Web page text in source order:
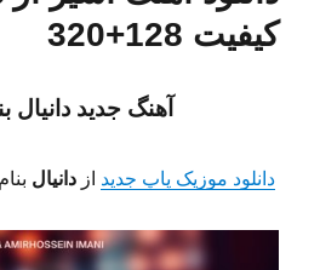
کیفیت 128+320
آهنگ جدید دانیال
دانلود موزیک پاپ جدید از دانیال بنام